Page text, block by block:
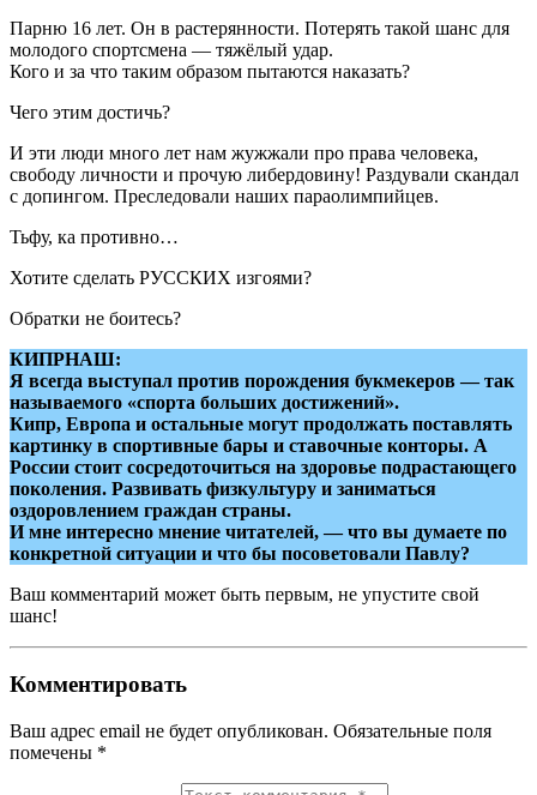
Парню 16 лет. Он в растерянности. Потерять такой шанс для
молодого спортсмена — тяжёлый удар.
Кого и за что таким образом пытаются наказать?
Чего этим достичь?
И эти люди много лет нам жужжали про права человека,
свободу личности и прочую либердовину! Раздували скандал
с допингом. Преследовали наших параолимпийцев.
Тьфу, ка противно…
Хотите сделать РУССКИХ изгоями?
Обратки не боитесь?
КИПРНАШ:
Я всегда выступал против порождения букмекеров — так
называемого «спорта больших достижений».
Кипр, Европа и остальные могут продолжать поставлять
картинку в спортивные бары и ставочные конторы. А
России стоит сосредоточиться на здоровье подрастающего
поколения. Развивать физкультуру и заниматься
оздоровлением граждан страны.
И мне интересно мнение читателей, — что вы думаете по
конкретной ситуации и что бы посоветовали Павлу?
Ваш комментарий может быть первым, не упустите свой
шанс!
Комментировать
Ваш адрес email не будет опубликован. Обязательные поля
помечены *